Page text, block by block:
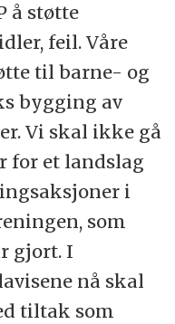
å støtte
feil. Våre
til barne- og
bygging av
Vi skal ikke gå
for et landslag
i
som
gjort. I
nå skal
tiltak som